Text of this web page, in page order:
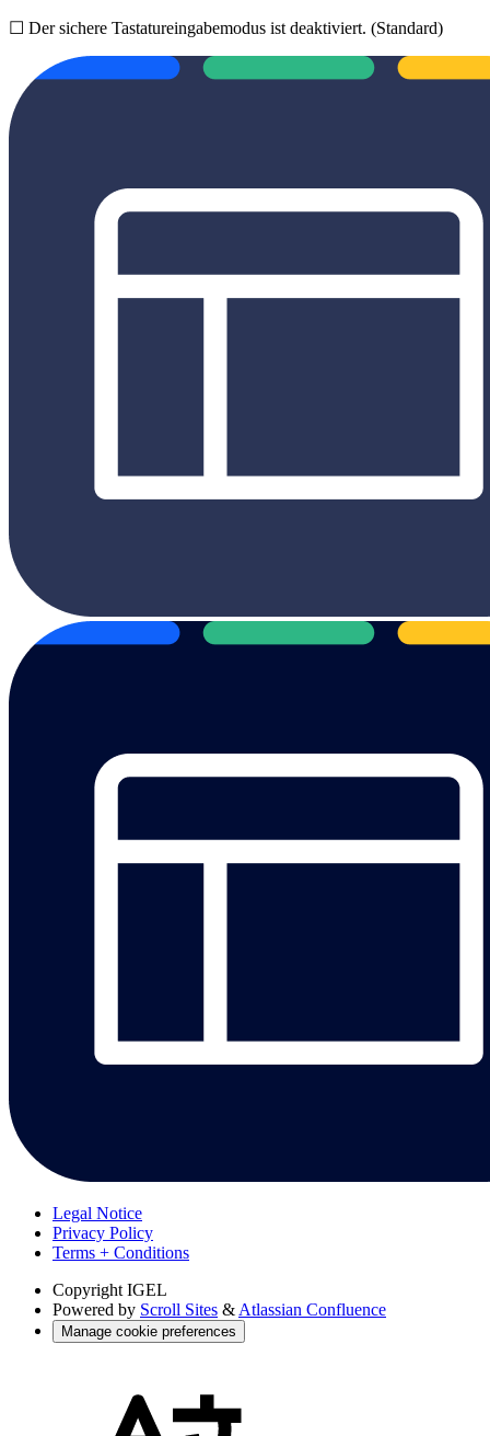
☐ Der sichere Tastatureingabemodus ist deaktiviert. (Standard)
Legal Notice
Privacy Policy
Terms + Conditions
Copyright IGEL
Powered by Scroll Sites & Atlassian Confluence
Manage cookie preferences